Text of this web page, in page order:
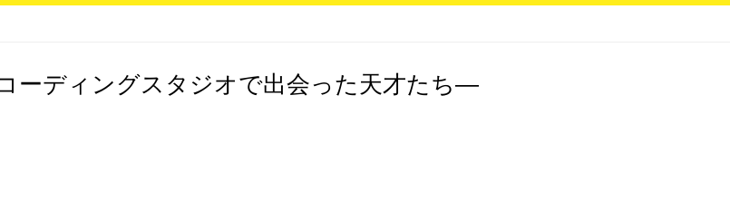
ーディングスタジオで出会った天才たち―